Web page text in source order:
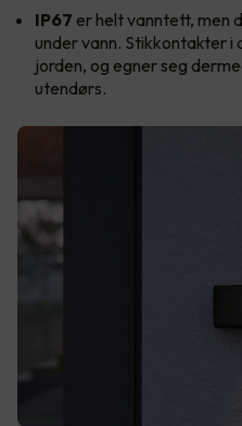
IP67 er helt vanntett, men
under vann. Stikkontakter i
jorden, og egner seg
utendørs.